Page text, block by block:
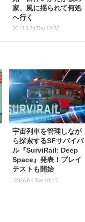
家、風に揺られて何処
へ行く
2018.5.24 Thu 12:30
宇宙列車を管理しなが
ら探索するSFサバイバ
ル『SurviRail: Deep
Space』発表！プレイ
テストも開始
2026.8.4 Tue 18:15